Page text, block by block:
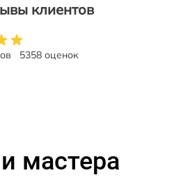
клиентов
5358 оценок
мастера